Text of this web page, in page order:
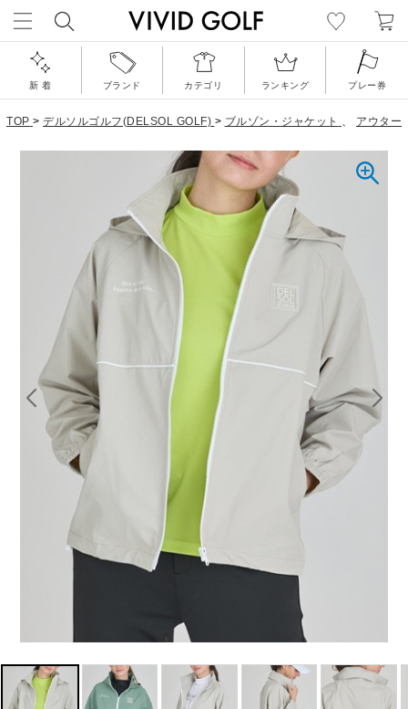
新 着 ブランド カテゴリ ランキング プレー券
TOP > デルソルゴルフ(DELSOL GOLF) > ブルゾン・ジャケット 、 アウター